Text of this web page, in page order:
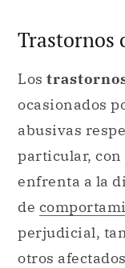
Trastornos
Los
ocasionados
abusivas
particular, con
enfrenta a la
de
perjudicial,
otros